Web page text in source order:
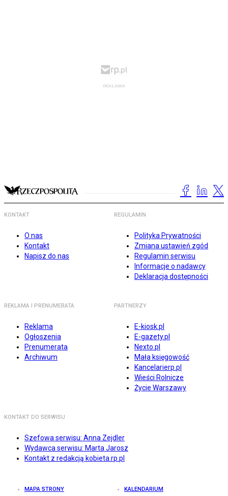
KONTAKT
O nas
Kontakt
Napisz do nas
REGULAMIN
Polityka Prywatności
Zmiana ustawień zgód
Regulamin serwisu
Informacje o nadawcy
Deklaracja dostępności
REKLAMA I PRENUMERATA
Reklama
Ogłoszenia
Prenumerata
Archiwum
PARTNERZY
E-kiosk.pl
E-gazety.pl
Nexto.pl
Mała księgowość
Kancelarierp.pl
Wieści Rolnicze
Życie Warszawy
KONTAKT DO SERWISU
Szefowa serwisu: Anna Zejdler
Wydawca serwisu: Marta Jarosz
Kontakt z redakcją kobieta.rp.pl
MAPA STRONY KALENDARIUM